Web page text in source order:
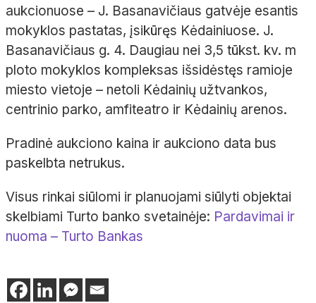
aukcionuose – J. Basanavičiaus gatvėje esantis
mokyklos pastatas, įsikūręs Kėdainiuose. J.
Basanavičiaus g. 4. Daugiau nei 3,5 tūkst. kv. m
ploto mokyklos kompleksas išsidėstęs ramioje
miesto vietoje – netoli Kėdainių užtvankos,
centrinio parko, amfiteatro ir Kėdainių arenos.
Pradinė aukciono kaina ir aukciono data bus
paskelbta netrukus.
Visus rinkai siūlomi ir planuojami siūlyti objektai
skelbiami Turto banko svetainėje: Pardavimai ir
nuoma – Turto Bankas